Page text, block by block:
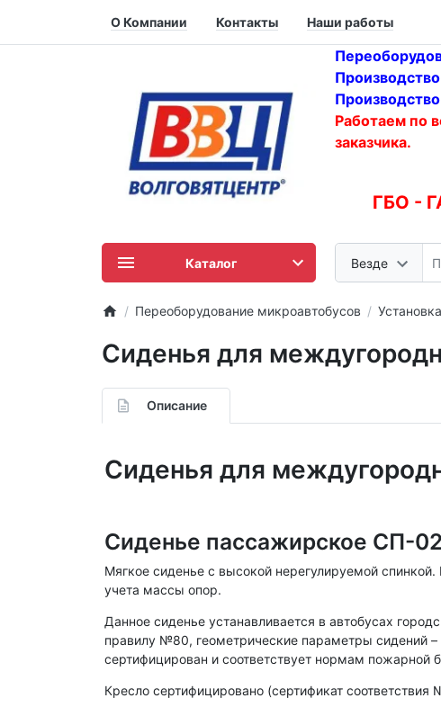
О Компании Контакты Наши работы
Работаем по
заказчика.
ГБО -
Везде
Каталог
Переоборудование микроавтобусов
Сиденья для
Описание
Сиденья для
Сиденье пассажирское СП-02
Мягкое сиденье с высокой нерегулируемой
учета массы опор.
Данное сиденье устанавливается в автобусах
правилу №80, геометрические параметры сидений
сертифицирован и соответствует нормам пожарной
Кресло сертифицировано (сертификат